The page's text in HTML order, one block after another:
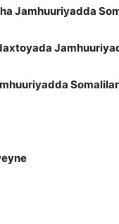
Jamhuuriyadda